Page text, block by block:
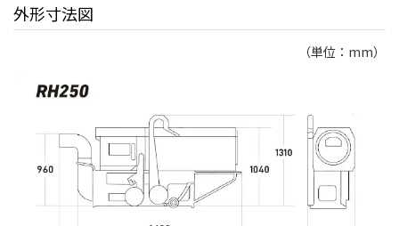
外形寸法図
（単位：mm）